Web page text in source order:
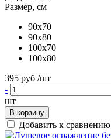
Размер, см
90x70
90x80
100x70
100x80
395 руб /шт
-
шт
В корзину
Добавить к сравнению